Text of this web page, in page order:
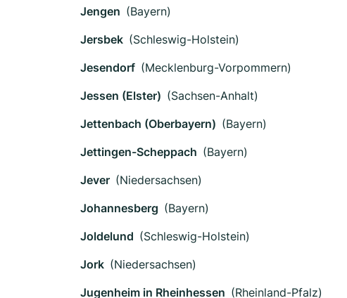
Jengen (Bayern)
Jersbek (Schleswig-Holstein)
Jesendorf (Mecklenburg-Vorpommern)
Jessen (Elster) (Sachsen-Anhalt)
Jettenbach (Oberbayern) (Bayern)
Jettingen-Scheppach (Bayern)
Jever (Niedersachsen)
Johannesberg (Bayern)
Joldelund (Schleswig-Holstein)
Jork (Niedersachsen)
Jugenheim in Rheinhessen (Rheinland-Pfalz)